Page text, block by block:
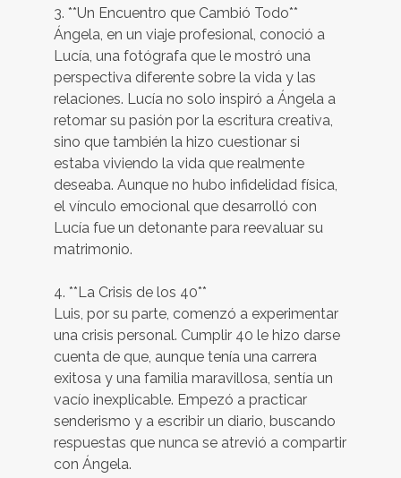
3. **Un Encuentro que Cambió Todo**
Ángela, en un viaje profesional, conoció a
Lucía, una fotógrafa que le mostró una
perspectiva diferente sobre la vida y las
relaciones. Lucía no solo inspiró a Ángela a
retomar su pasión por la escritura creativa,
sino que también la hizo cuestionar si
estaba viviendo la vida que realmente
deseaba. Aunque no hubo infidelidad física,
el vínculo emocional que desarrolló con
Lucía fue un detonante para reevaluar su
matrimonio.
4. **La Crisis de los 40**
Luis, por su parte, comenzó a experimentar
una crisis personal. Cumplir 40 le hizo darse
cuenta de que, aunque tenía una carrera
exitosa y una familia maravillosa, sentía un
vacío inexplicable. Empezó a practicar
senderismo y a escribir un diario, buscando
respuestas que nunca se atrevió a compartir
con Ángela.